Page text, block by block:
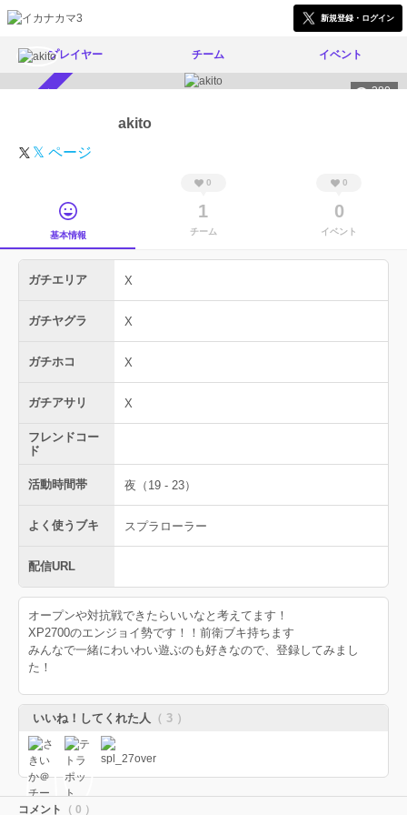
新規登録・ログイン
プレイヤー チーム イベント
380
akito
𝕏 ページ
基本情報
0
1
チーム
0
0
イベント
ガチエリア X
ガチヤグラ X
ガチホコ X
ガチアサリ X
フレンドコー
ド
活動時間帯 夜（19 - 23）
よく使うブキ スプラローラー
配信URL
オープンや対抗戦できたらいいなと考えてます！
XP2700のエンジョイ勢です！！前衛ブキ持ちます
みんなで一緒にわいわい遊ぶのも好きなので、登録してみまし
た！
いいね！してくれた人 （ 3 ）
コメント （ 0 ）